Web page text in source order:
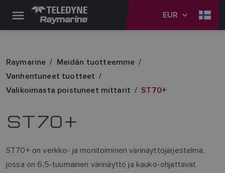
EUR
Raymarine
Meidän tuotteemme
Vanhentuneet tuotteet
Valikoimasta poistuneet mittarit
ST70+
ST70+
ST70+ on verkko- ja monitoiminen värinäyttöjärjestelmä,
jossa on 6,5-tuumainen värinäyttö ja kauko-ohjattavat